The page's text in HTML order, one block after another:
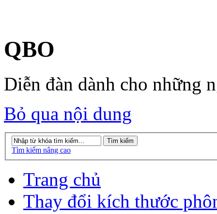
QBO
Diễn đàn dành cho những
Bỏ qua nội dung
Tìm kiếm nâng cao
Trang chủ
Thay đổi kích thước